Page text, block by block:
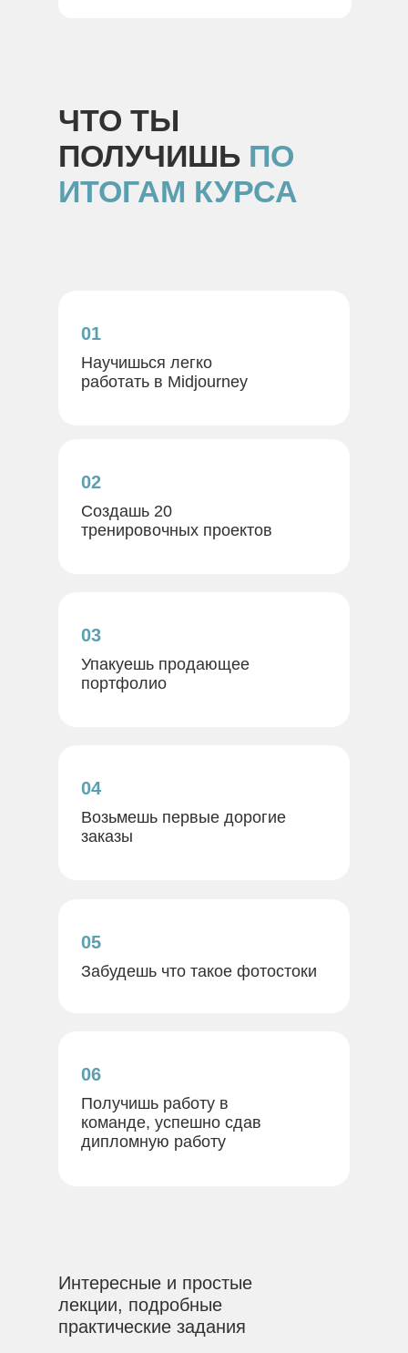
ЧТО ТЫ
ПОЛУЧИШЬ ПО
ИТОГАМ КУРСА
Научишься легко
работать в Midjourney
Создашь 20
тренировочных проектов
01
02
Возьмешь первые дорогие
заказы
Упакуешь продающее
портфолио
04
03
Забудешь что такое фотостоки
05
Получишь работу в
команде, успешно сдав
дипломную работу
06
Интересные и простые
лекции, подробные
практические задания